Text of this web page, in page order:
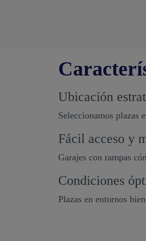
Ubicación
Seleccionamos plazas
Fácil acceso y
Garajes con rampas
Condiciones
Plazas en entornos